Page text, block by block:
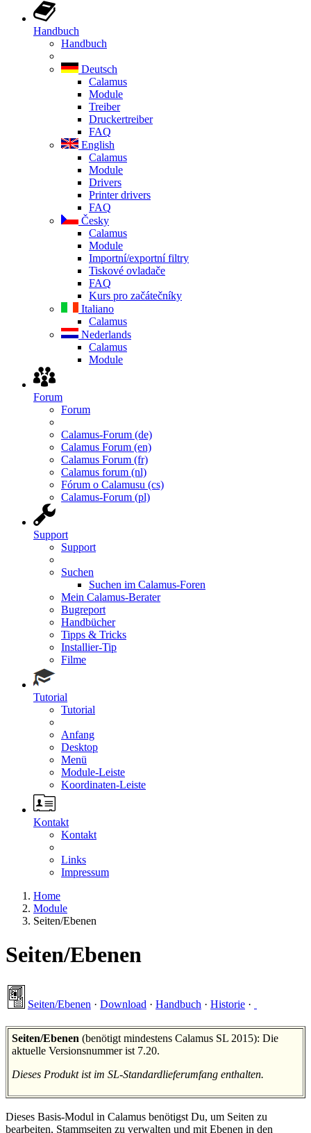
Handbuch
Handbuch
Deutsch
Calamus
Module
Treiber
Druckertreiber
FAQ
English
Calamus
Module
Drivers
Printer drivers
FAQ
Česky
Calamus
Module
Importní/exportní filtry
Tiskové ovladače
FAQ
Kurs pro začátečníky
Italiano
Calamus
Nederlands
Calamus
Module
Forum
Forum
Calamus-Forum (de)
Calamus Forum (en)
Calamus Forum (fr)
Calamus forum (nl)
Fórum o Calamusu (cs)
Calamus-Forum (pl)
Support
Support
Suchen
Suchen im Calamus-Foren
Mein Calamus-Berater
Bugreport
Handbücher
Tipps & Tricks
Installier-Tip
Filme
Tutorial
Tutorial
Anfang
Desktop
Menü
Module-Leiste
Koordinaten-Leiste
Kontakt
Kontakt
Links
Impressum
Home
Module
Seiten/Ebenen
Seiten/Ebenen
Seiten/Ebenen · Download · Handbuch · Historie ·
Seiten/Ebenen (benötigt mindestens Calamus SL 2015): Die
aktuelle Versionsnummer ist 7.20.
Dieses Produkt ist im SL-Standardlieferumfang enthalten.
Dieses Basis-Modul in Calamus benötigst Du, um Seiten zu
bearbeiten, Stammseiten zu verwalten und mit Ebenen in den